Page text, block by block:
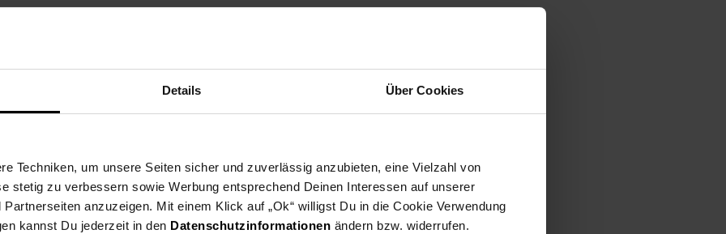
Details Über Cookies
Techniken, um unsere Seiten sicher und zuverlässig anzubieten, eine Vielzahl von
stetig zu verbessern sowie Werbung entsprechend Deinen Interessen auf unserer
anzuzeigen. Mit einem Klick auf „Ok“ willigst Du in die Cookie Verwendung
kannst Du jederzeit in den Datenschutzinformationen ändern bzw. widerrufen.
ein Reinigungsset,
Pool-Paket ab.
und Reinigungsset